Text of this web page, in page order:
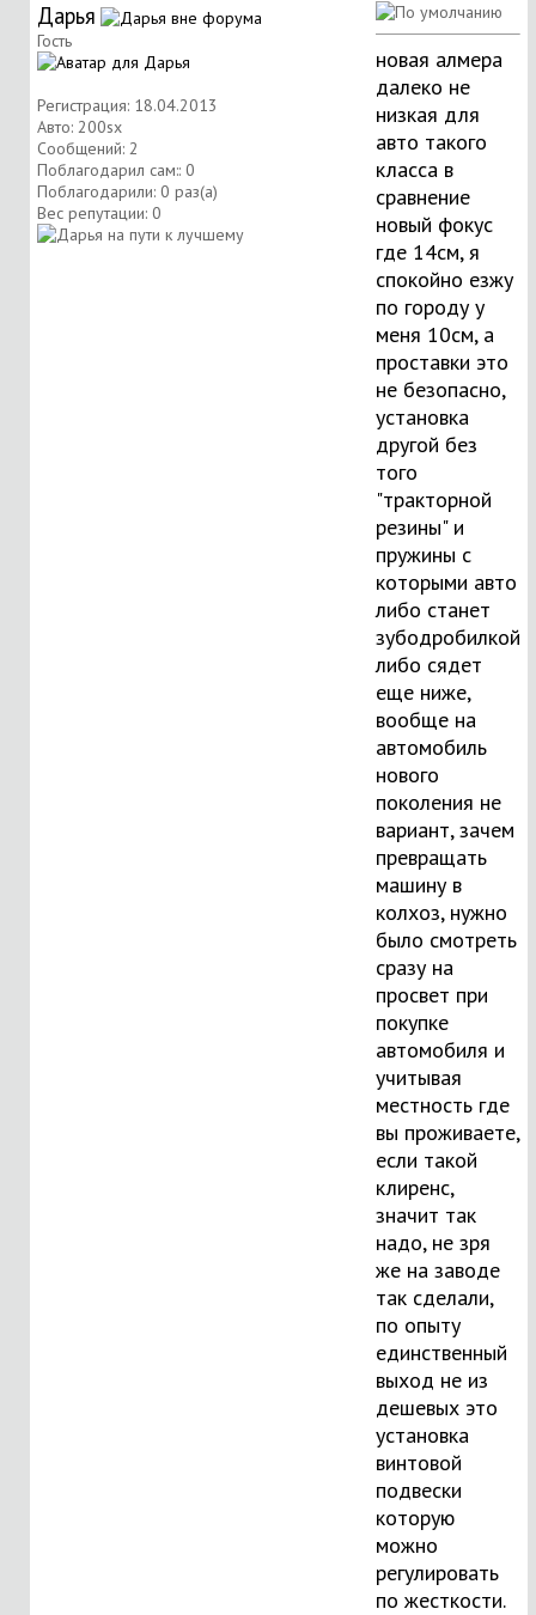
Дарья
Гость
Регистрация: 18.04.2013
Авто: 200sx
Сообщений: 2
Поблагодарил сам:: 0
Поблагодарили: 0 раз(а)
Вес репутации: 0
новая алмера
далеко не
низкая для
авто такого
класса в
сравнение
новый фокус
где 14см, я
спокойно езжу
по городу у
меня 10см, а
проставки это
не безопасно,
установка
другой без
того
"тракторной
резины" и
пружины с
которыми авто
либо станет
зубодробилкой
либо сядет
еще ниже,
вообще на
автомобиль
нового
поколения не
вариант, зачем
превращать
машину в
колхоз, нужно
было смотреть
сразу на
просвет при
покупке
автомобиля и
учитывая
местность где
вы проживаете,
если такой
клиренс,
значит так
надо, не зря
же на заводе
так сделали,
по опыту
единственный
выход не из
дешевых это
установка
винтовой
подвески
которую
можно
регулировать
по жесткости.